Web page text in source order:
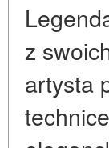
z
artysta